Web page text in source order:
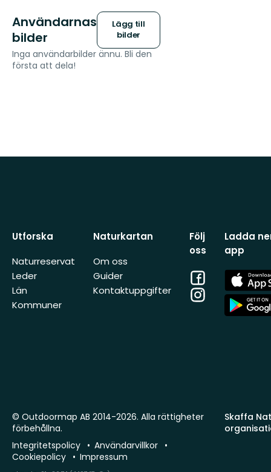
Användarnas
bilder
Lägg till
bilder
Inga användarbilder ännu. Bli den
första att dela!
Utforska
Naturreservat
Leder
Län
Kommuner
Naturkartan
Om oss
Guider
Kontaktuppgifter
Följ
oss
Facebook
Instagram
Ladda
app
App
Store
App
Store
Skaffa
© Outdoormap AB 2014-2026. Alla rättigheter
förbehållna.
Integritetspolicy
Användarvillkor
Cookiepolicy
Impressum